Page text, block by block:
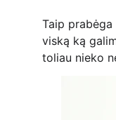
Taip
viską ką
toliau nieko